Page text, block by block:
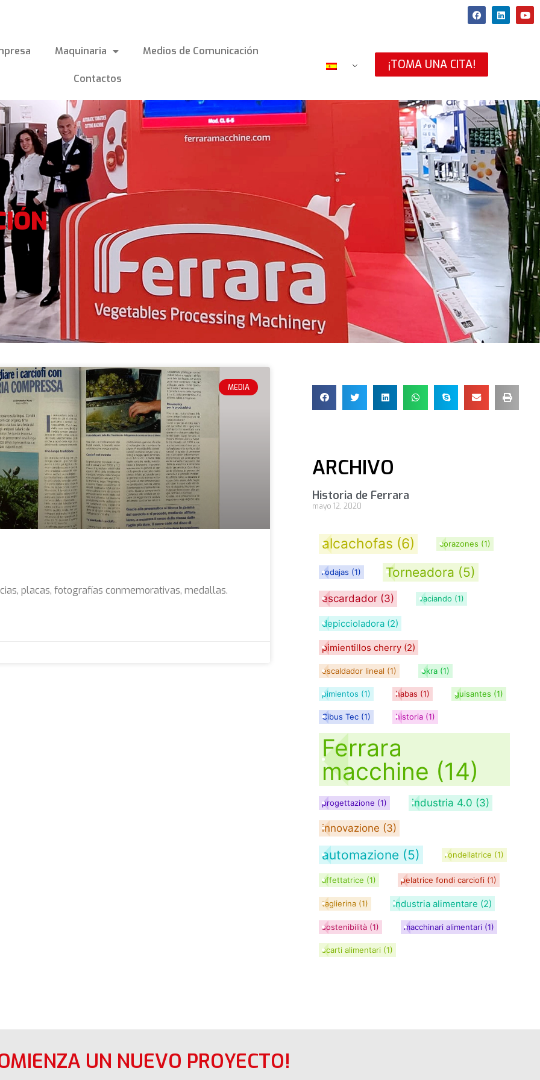
Maquinaria Medios de Comunicación
Contactos
¡TOMA UNA CITA!
MEDIA
placas, fotografías conmemorativas, medallas.
ARCHIVO
Historia de Ferrara
mayo 12, 2020
alcachofas (6) corazones (1)
rodajas (1) Torneadora (5)
escardador (3) vaciando (1)
depiccioladora (2)
pimientillos cherry (2)
escaldador lineal (1) okra (1)
pimientos (1) habas (1) guisantes (1)
Cibus Tec (1) historia (1)
Ferrara
macchine (14)
progettazione (1) industria 4.0 (3)
innovazione (3)
automazione (5) rondellatrice (1)
affettatrice (1) pelatrice fondi carciofi (1)
taglierina (1) industria alimentare (2)
sostenibilità (1) macchinari alimentari (1)
scarti alimentari (1)
UN NUEVO PROYECTO!